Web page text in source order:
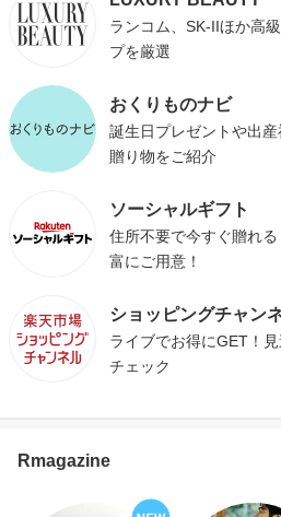
ランコム、SK-IIほか高
プを厳選
おくりものナビ
誕生日プレゼントや出
贈り物をご紹介
ソーシャルギフト
住所不要で今すぐ贈れ
富にご用意！
ショッピングチャン
ライブでお得にGET！
チェック
Rmagazine